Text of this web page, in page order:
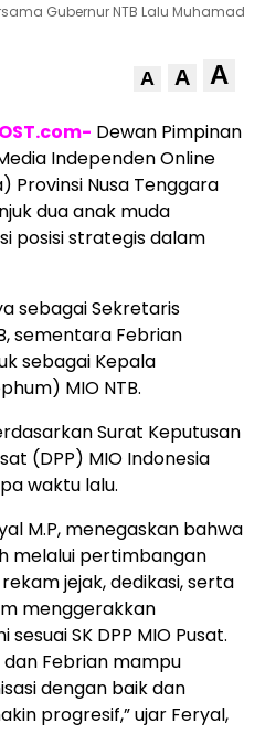
Gubernur NTB Lalu Muhamad
A A A
Dewan Pimpinan
Independen Online
Provinsi Nusa Tenggara
dua anak muda
posisi strategis dalam
sebagai Sekretaris
sementara Febrian
sebagai Kepala
MIO NTB.
Surat Keputusan
(DPP) MIO Indonesia
waktu lalu.
M.P, menegaskan bahwa
melalui pertimbangan
jejak, dedikasi, serta
menggerakkan
sesuai SK DPP MIO Pusat.
dan Febrian mampu
dengan baik dan
progresif,” ujar Feryal,